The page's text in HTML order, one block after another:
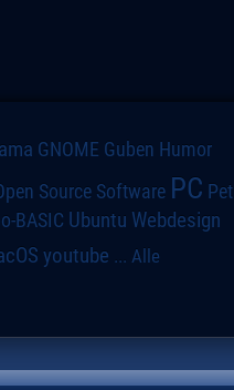
GNOME Guben Humor
Source Software PC Pet
BASIC Ubuntu Webdesign
youtube ... Alle